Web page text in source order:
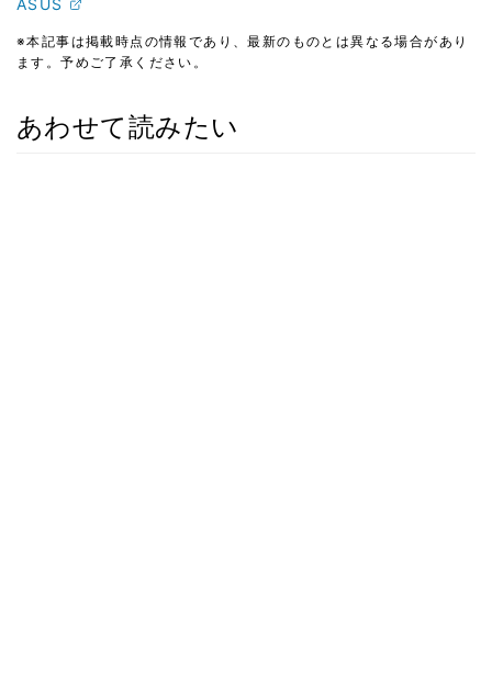
ASUS
※本記事は掲載時点の情報であり、最新のものとは異なる場合があり
ます。予めご了承ください。
あわせて読みたい